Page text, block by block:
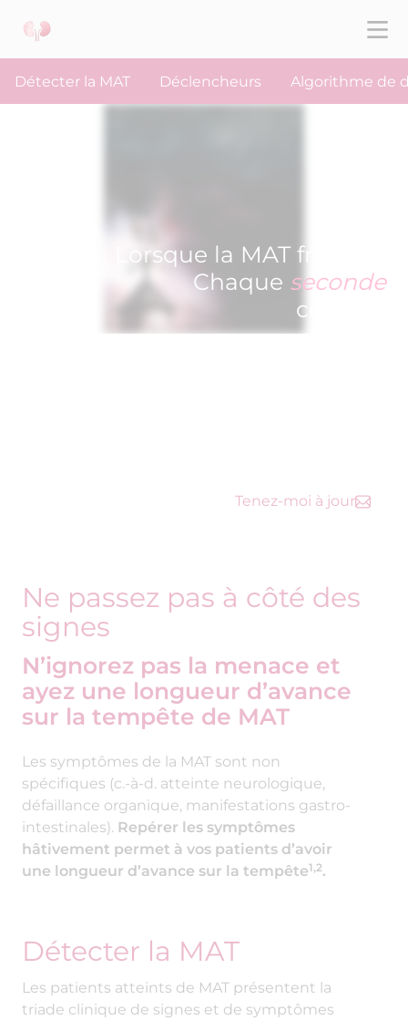
Détecter la MAT Déclencheurs Algorithme de
Lorsque la MAT frappe -
Chaque seconde
compte
Tenez-moi à jour
N’ignorez pas la menace et
ayez une longueur d’avance
sur la tempête de MAT
Les symptômes de la MAT sont non
spécifiques (c.-à-d. atteinte neurologique,
défaillance organique, manifestations gastro-
intestinales). Repérer les symptômes
hâtivement permet à vos patients d’avoir
une longueur d’avance sur la tempête1,2.
Les patients atteints de MAT présentent la
triade clinique de signes et de symptômes